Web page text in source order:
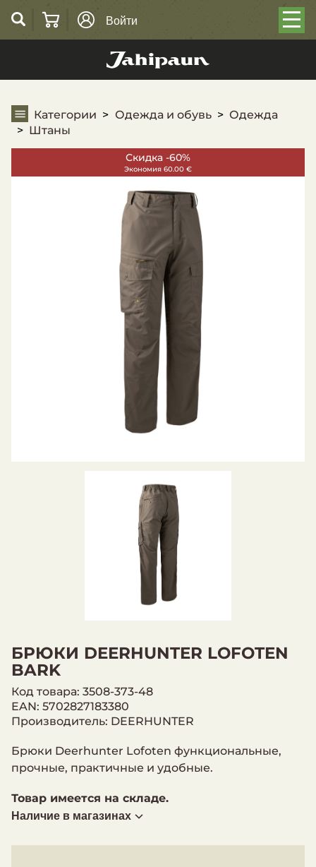
Войти
Категории Одежда и обувь
Одежда
Штаны
Скидка -60%
Экономия 60.00 €
БРЮКИ DEERHUNTER LOFOTEN
BARK
Код товара: 3508-373-48
EAN: 5702827183380
Производитель: DEERHUNTER
Брюки Deerhunter Lofoten функциональные,
прочные, практичные и удобные.
Товар имеется на складе.
Наличие в магазинах